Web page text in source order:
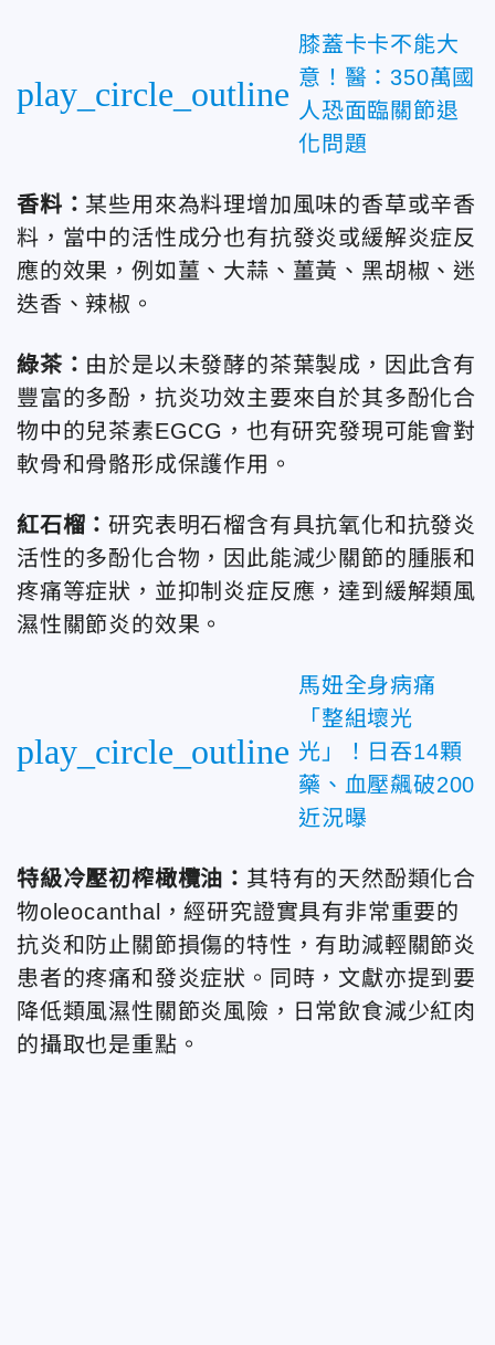
play_circle_outline
膝蓋卡卡不能大
意！醫：350萬國
人恐面臨關節退
化問題
香料： 某些用來為料理增加風味的香草或辛香
料，當中的活性成分也有抗發炎或緩解炎症反
應的效果，例如薑、大蒜、薑黃、黑胡椒、迷
迭香、辣椒。
綠茶： 由於是以未發酵的茶葉製成，因此含有
豐富的多酚，抗炎功效主要來自於其多酚化合
物中的兒茶素EGCG，也有研究發現可能會對
軟骨和骨骼形成保護作用。
紅石榴：研究表明石榴含有具抗氧化和抗發炎
活性的多酚化合物，因此能減少關節的腫脹和
疼痛等症狀，並抑制炎症反應，達到緩解類風
濕性關節炎的效果。
play_circle_outline
馬妞全身病痛
「整組壞光
光」！日吞14顆
藥、血壓飆破200
近況曝
特級冷壓初榨橄欖油： 其特有的天然酚類化合
物oleocanthal，經研究證實具有非常重要的
抗炎和防止關節損傷的特性，有助減輕關節炎
患者的疼痛和發炎症狀。同時，文獻亦提到要
降低類風濕性關節炎風險，日常飲食減少紅肉
的攝取也是重點。